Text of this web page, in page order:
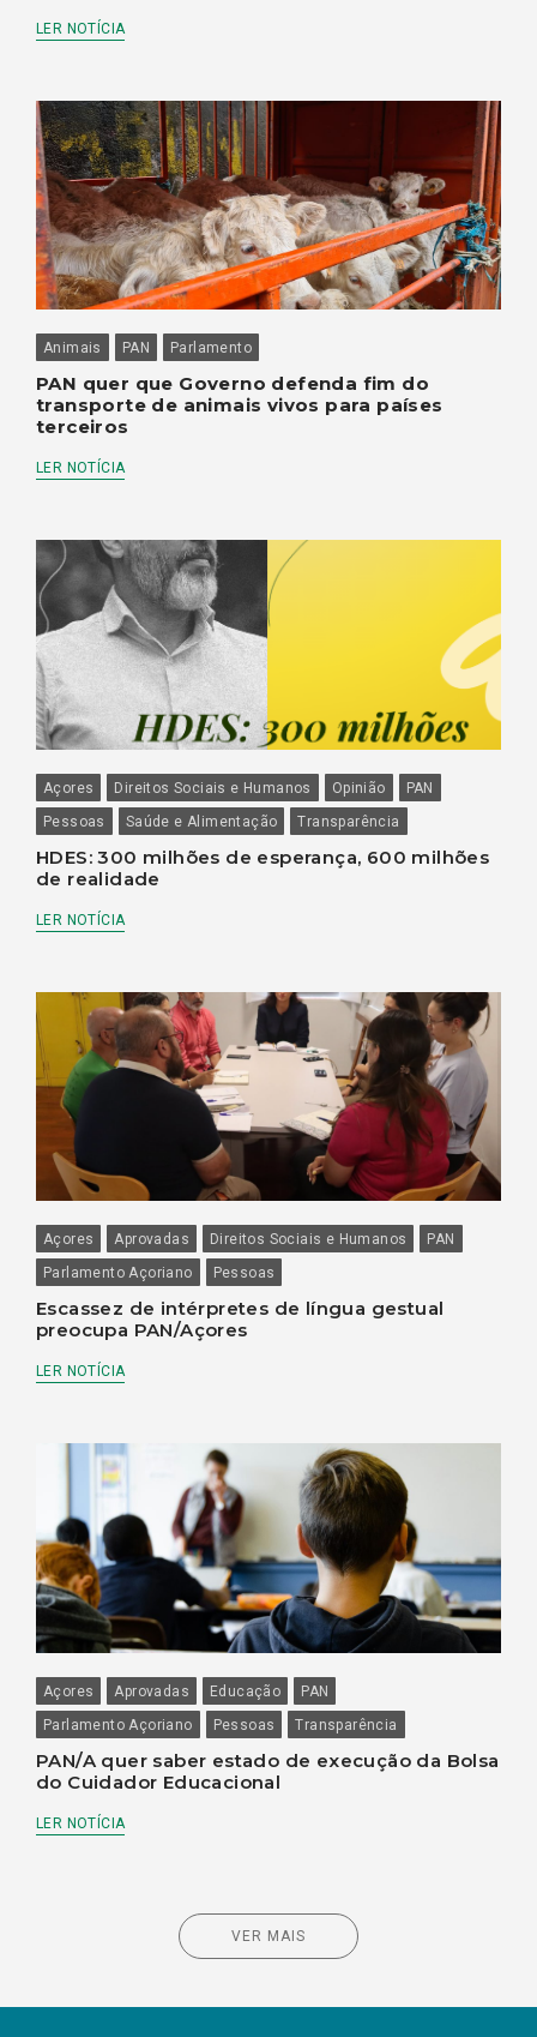
LER NOTÍCIA
Animais PAN Parlamento
PAN quer que Governo defenda fim do
transporte de animais vivos para países
terceiros
LER NOTÍCIA
Açores Direitos Sociais e Humanos Opinião
PAN
Pessoas
Saúde e Alimentação Transparência
HDES: 300 milhões de esperança, 600 milhões
de realidade
LER NOTÍCIA
Açores Aprovadas Direitos Sociais e Humanos
PAN
Parlamento Açoriano
Pessoas
Escassez de intérpretes de língua gestual
preocupa PAN/Açores
LER NOTÍCIA
Açores Aprovadas Educação
PAN
Parlamento Açoriano
Pessoas Transparência
PAN/A quer saber estado de execução da Bolsa
do Cuidador Educacional
LER NOTÍCIA
VER MAIS